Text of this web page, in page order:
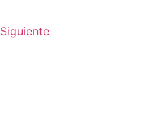
Siguiente